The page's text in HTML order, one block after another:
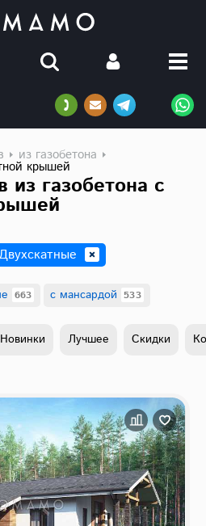
из газобетона
крышей
газобетона с
663 с мансардой 533
с мансардой 533
Новинки Лучшее Скидки